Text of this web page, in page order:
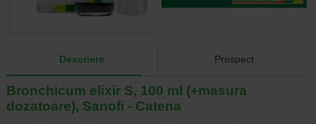
Descriere Prospect
Bronchicum elixir S, 100 ml (+masura
dozatoare), Sanofi - Catena